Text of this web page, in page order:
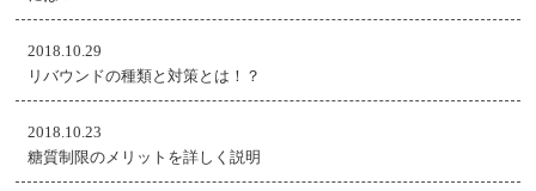
2018.10.29
リバウンドの種類と対策とは！？
2018.10.23
糖質制限のメリットを詳しく説明